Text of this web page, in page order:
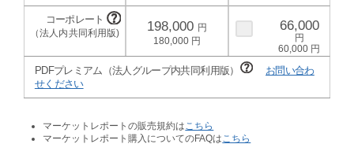
198,000
180,000
66,000
60,000
PDFプレミアム（法人グループ内共同利用版）
お問い合わ
せください
マーケットレポートの販売規約は こちら
マーケットレポート購入についてのFAQは こちら